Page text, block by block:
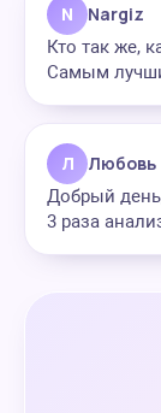
N Nargiz
Кто так же,
Самым
Л Любовь
Добрый
3 раза